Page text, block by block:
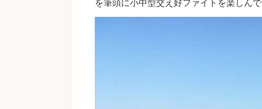
を筆頭に小中型交え好ファイトを楽しん